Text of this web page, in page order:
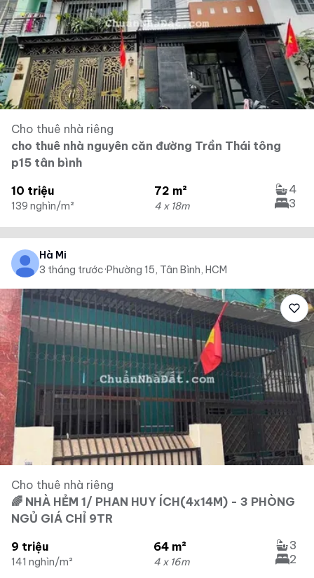
Cho thuê nhà riêng
cho thuê nhà nguyên căn đường Trần Thái tông
p15 tân bình
10 triệu
139 nghìn/m²
72 m²
4 x 18m
4
3
Hà Mi
3 tháng trước·Phường 15, Tân Bình, HCM
Cho thuê nhà riêng
🌈 NHÀ HẺM 1/ PHAN HUY ÍCH(4x14M) - 3 PHÒNG
NGỦ GIÁ CHỈ 9TR
9 triệu
141 nghìn/m²
64 m²
4 x 16m
3
2